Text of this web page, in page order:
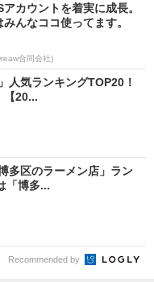
アカウントを着実に成長。
みんなココ使ってます。
合同会社)
人気ランキングTOP20！
【20...
多区のラーメン店」ラン
「博多...
Recommended by